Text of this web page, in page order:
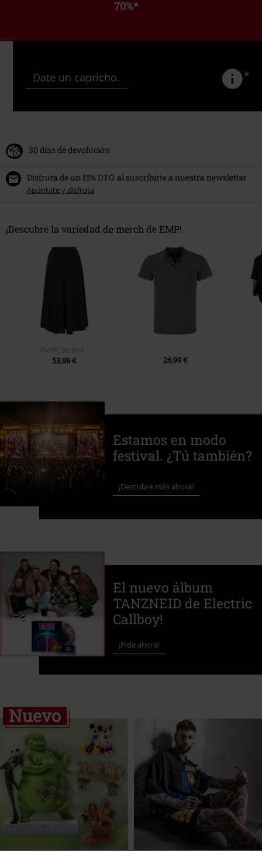
70%*
Date un capricho. *
30 días de devolución
Disfruta de un 15% DTO. al suscribirte a nuestra newsletter
Apúntate y disfruta
¡Descubre la variedad de merch de EMP!
PVPR 59,99 €
53,99 €
26,99 €
Estamos en modo
festival. ¿Tú también?
¡Descubre más ahora!
El nuevo álbum
TANZNEID de Electric
Callboy!
¡Pide ahora!
Nuevo